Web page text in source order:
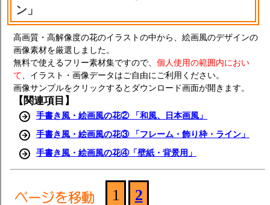
ン」
高画質・高解像度の花のイラストの中から、絵画風のデザインの
画像素材を厳選しました。
無料で使えるフリー素材集ですので、 個人使用の範囲内におい
て 、イラスト・画像データはご自由にご利用ください。
画像サンプルをクリックするとダウンロード画面が開きます。
【関連項目】
手書き風・絵画風の花② 「和風、日本画風」
手書き風・絵画風の花③ 「フレーム・飾り枠・ライン」
手書き風・絵画風の花④「壁紙・背景用」
1 2